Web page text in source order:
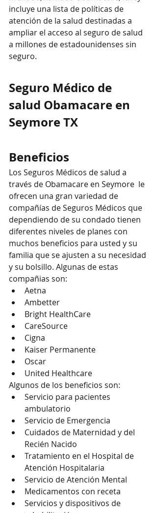
incluye una lista de políticas de
atención de la salud destinadas a
ampliar el acceso al seguro de salud
a millones de estadounidenses sin
seguro.
Seguro Médico de
salud Obamacare en
Seymore TX
Beneficios
Los Seguros Médicos de salud a
través de Obamacare en Seymore  le
ofrecen una gran variedad de
compañías de Seguros Médicos que
dependiendo de su condado tienen
diferentes niveles de planes con
muchos beneficios para usted y su
familia que se ajusten a su necesidad
y su bolsillo. Algunas de estas
compañias son:
Aetna
Ambetter
Bright HealthCare
CareSource
Cigna
Kaiser Permanente
Oscar
United Healthcare
Algunos de los beneficios son:
Servicio para pacientes
ambulatorio
Servicio de Emergencia
Cuidados de Maternidad y del
Recién Nacido
Tratamiento en el Hospital de
Atención Hospitalaria
Servicio de Atención Mental
Medicamentos con receta
Servicios y dispositivos de